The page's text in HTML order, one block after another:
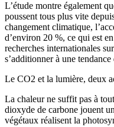
L’étude montre également
poussent tous plus vite
changement climatique,
d’environ 20 %, ce qui est
recherches internationales
s’additionner à une
Le CO2 et la lumière, deux
La chaleur ne suffit pas à
dioxyde de carbone jouent
végétaux réalisent la